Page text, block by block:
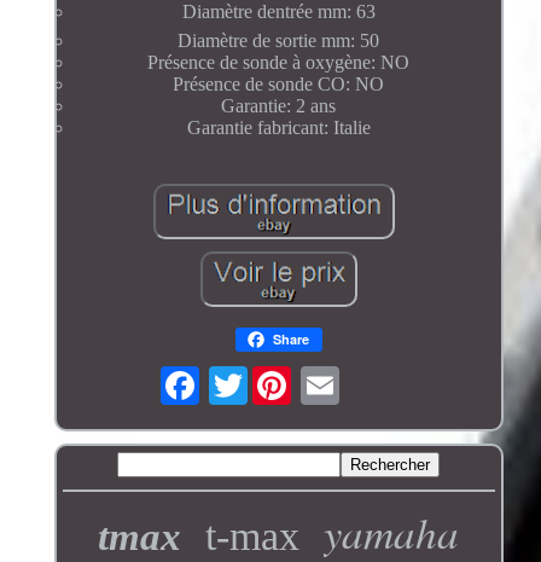
Diamètre dentrée mm: 63
Diamètre de sortie mm: 50
Présence de sonde à oxygène: NO
Présence de sonde CO: NO
Garantie: 2 ans
Garantie fabricant: Italie
Share
Twitter
tmax t-max yamaha